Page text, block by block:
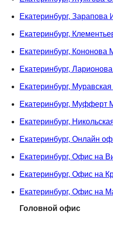
Екатеринбург, Зарапова
Екатеринбург,
Екатеринбург, Кононова
Екатеринбург,
Екатеринбург,
Екатеринбург, Муфферт
Екатеринбург,
Екатеринбург, Онлайн
Екатеринбург, Офис на
Екатеринбург, Офис на
Екатеринбург, Офис на
Головной офис